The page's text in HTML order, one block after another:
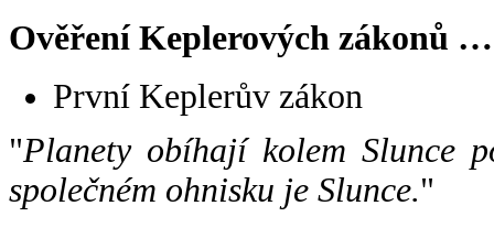
Ověření Keplerových zákonů …
První Keplerův zákon
"Planety obíhají kolem Slunce
společném ohnisku je Slunce."